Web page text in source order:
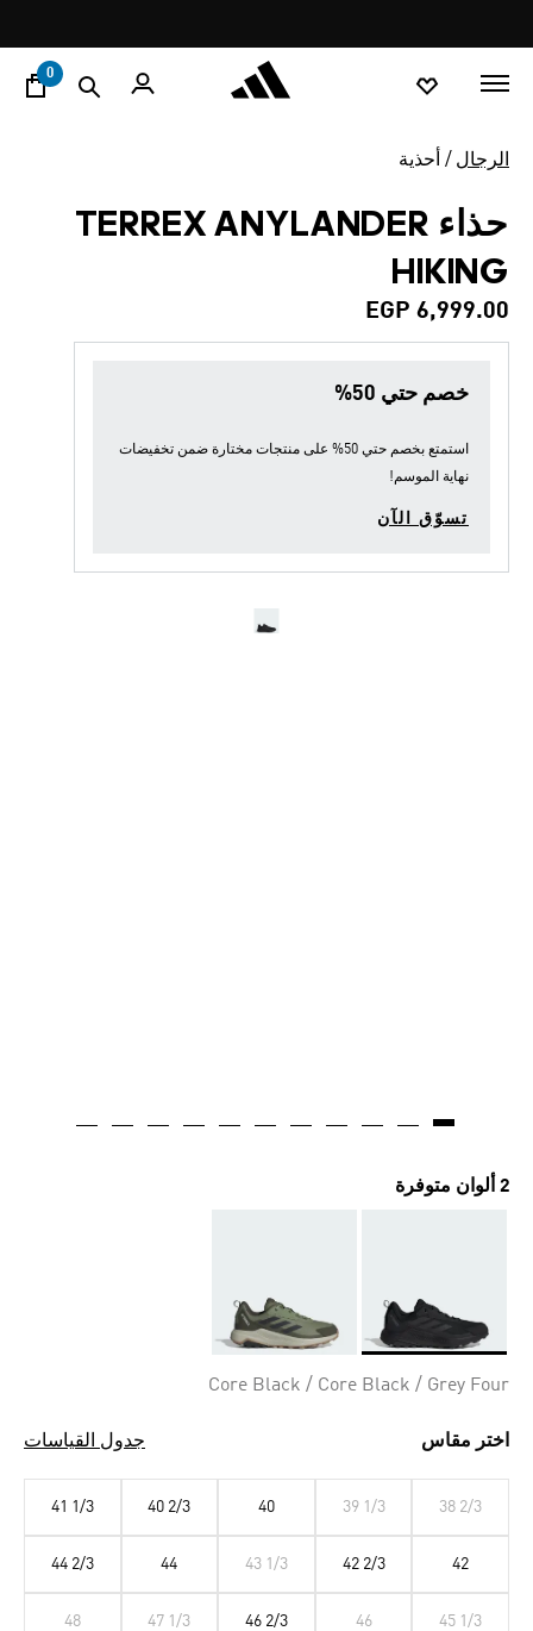
promotion
rotation
0
الرجال أحذية
حذاء TERREX ANYLANDER
HIKING
EGP 6,999.00
خصم حتي 50%
استمتع بخصم حتي 50% على منتجات مختارة ضمن
تخفيضات
نهاية الموسم!
تسوّق الآن
2 ألوان متوفرة
Core Black / Core Black / Grey Four
اختر مقاس جدول القياسات
38 2/3
39 1/3
40
40 2/3
41 1/3
42
42 2/3
43 1/3
44
44 2/3
45 1/3
46
46 2/3
47 1/3
48